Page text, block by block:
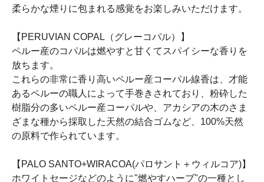
柔らかな煙りに包まれる感覚をお楽しみいただけます。
【PERUVIAN COPAL（グレーコパル）】
ペルー産のコパルは燃やすと甘くてスパイシーな香りを
放ちます。
これらの非常に香り高いペルー産コーパル線香は、才能
あるペルーの職人によって手巻きされており、粉砕した
樹脂分の多いペルー産コーパルや、アカシアの木のさま
ざまな種から採取した天然の結合ゴムなど、100%天然
の原料で作られています。
【PALO SANTO+WIRACOA(パロサント＋ウィルコア)】
ホワイトセージなどのように"燃やすハーブ"の一種とし